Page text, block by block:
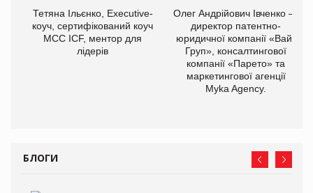
Тетяна Ільєнко, Executive-
коуч, сертифікований коуч
МСС ICF, ментор для
лідерів
Олег Андрійович Івченко —
директор патентно-
юридичної компанії «Вайз
Груп», консалтингової
компанії «Парето» та
маркетингової агенції
Myka Agency.
БЛОГИ